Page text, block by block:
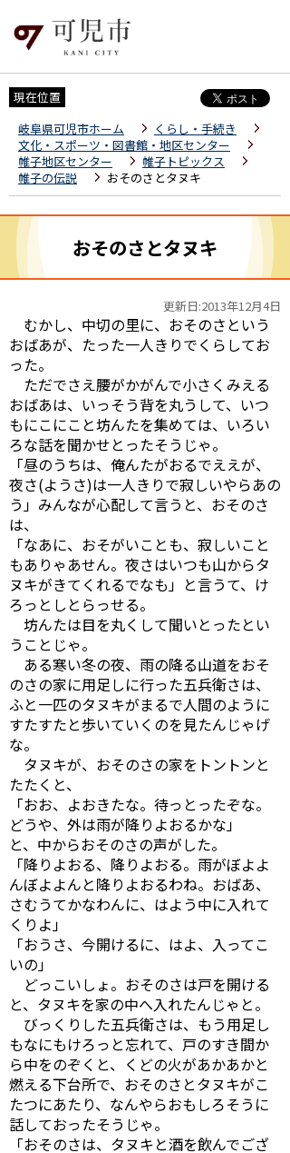
現在位置
岐阜県可児市ホーム
くらし・手続き
文化・スポーツ・図書館・地区センター
帷子地区センター
帷子トピックス
帷子の伝説
おそのさとタヌキ
おそのさとタヌキ
更新日:2013年12月4日
むかし、中切の里に、おそのさという
おばあが、たった一人きりでくらしてお
った。
ただでさえ腰がかがんで小さくみえる
おばあは、いっそう背を丸うして、いつ
もにこにこと坊んたを集めては、いろい
ろな話を聞かせとったそうじゃ。
「昼のうちは、俺んたがおるでええが、
夜さ(ようさ)は一人きりで寂しいやらあの
う」みんなが心配して言うと、おそのさ
は、
「なあに、おそがいことも、寂しいこと
もありゃあせん。夜さはいつも山からタ
ヌキがきてくれるでなも」と言うて、け
ろっとしとらっせる。
坊んたは目を丸くして聞いとったとい
うことじゃ。
ある寒い冬の夜、雨の降る山道をおそ
のさの家に用足しに行った五兵衛さは、
ふと一匹のタヌキがまるで人間のように
すたすたと歩いていくのを見たんじゃげ
な。
タヌキが、おそのさの家をトントンと
たたくと、
「おお、よおきたな。待っとったぞな。
どうや、外は雨が降りよおるかな」
と、中からおそのさの声がした。
「降りよおる、降りよおる。雨がぼよよ
んぼよよんと降りよおるわね。おばあ、
さむうてかなわんに、はよう中に入れて
くりよ」
「おうさ、今開けるに、はよ、入ってこ
いの」
どっこいしょ。おそのさは戸を開ける
と、タヌキを家の中へ入れたんじゃと。
びっくりした五兵衛さは、もう用足し
もなにもけろっと忘れて、戸のすき間か
ら中をのぞくと、くどの火があかあかと
燃える下台所で、おそのさとタヌキがこ
たつにあたり、なんやらおもしろそうに
話しておったそうじゃ。
「おそのさは、タヌキと酒を飲んでござ